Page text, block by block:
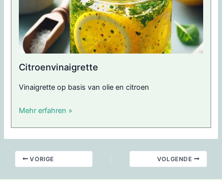
Citroenvinaigrette
Vinaigrette op basis van olie en citroen
Mehr erfahren »
VORIGE VOLGENDE